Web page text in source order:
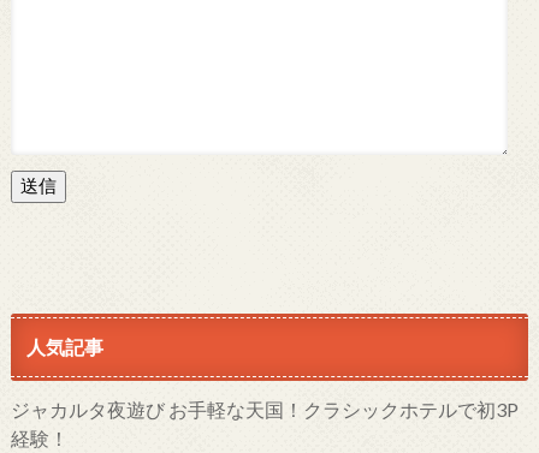
送信
人気記事
ジャカルタ夜遊び お手軽な天国！クラシックホテルで初3P
経験！